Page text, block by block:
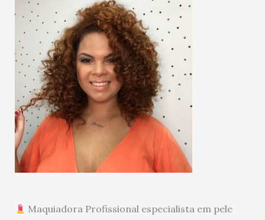
Maquiadora Profissional especialista em pele